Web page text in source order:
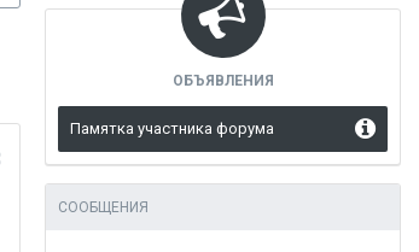
ОБЪЯВЛЕНИЯ
Памятка участника форума
СООБЩЕНИЯ